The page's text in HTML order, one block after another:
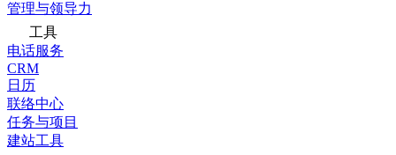
管理与领导力
工具
电话服务
CRM
日历
联络中心
任务与项目
建站工具